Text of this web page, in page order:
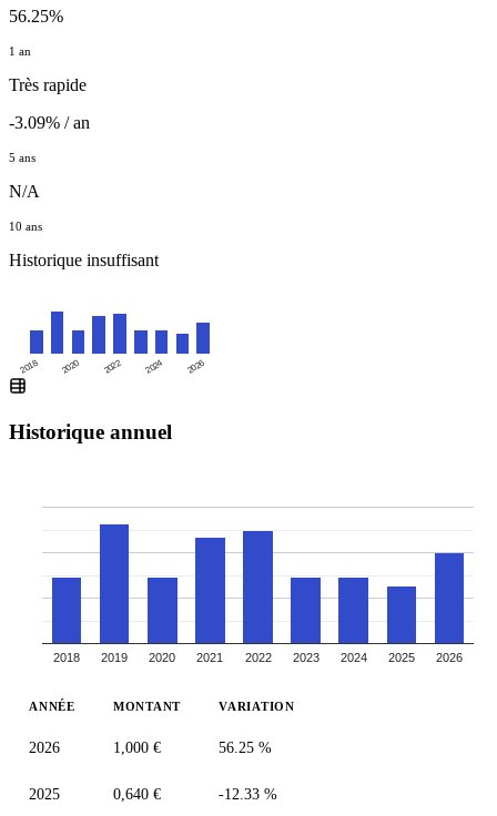
56.25%
1 an
Très rapide
-3.09% / an
5 ans
N/A
10 ans
Historique insuffisant
2018 2020 2022 2024 2026
Historique annuel
2018 2019 2020 2021 2022 2023 2024 2025 2026
ANNÉE MONTANT VARIATION
2026 1,000 € 56.25 %
2025 0,640 € -12.33 %